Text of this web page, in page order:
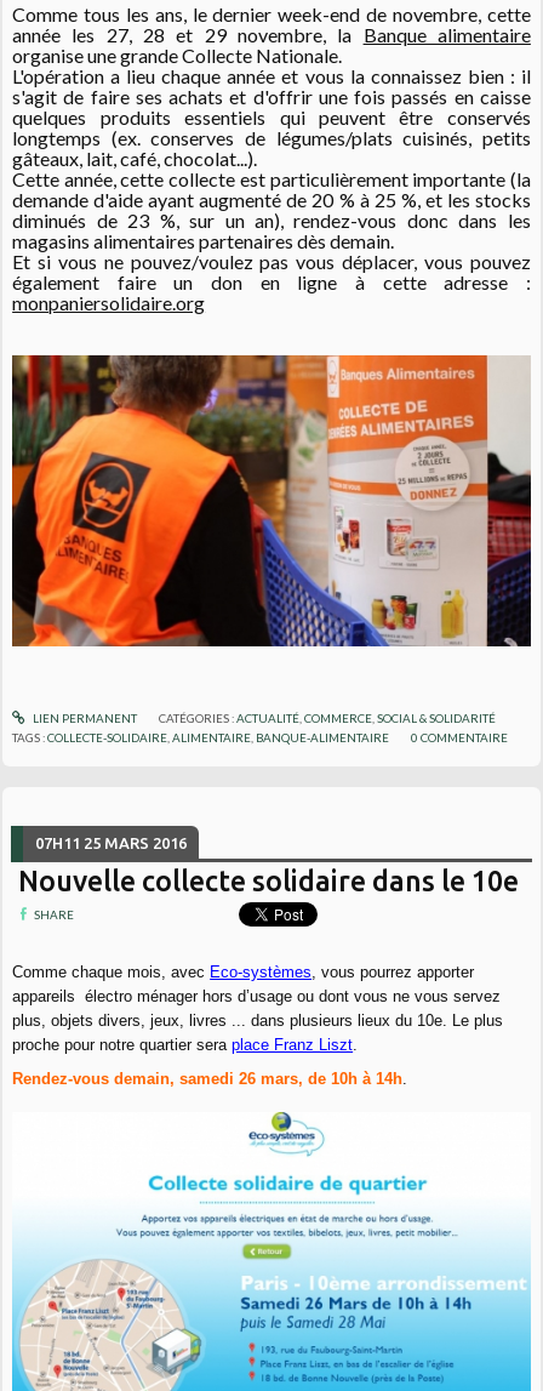
Comme tous les ans, le dernier week-end de novembre, cette
année les 27, 28 et 29 novembre, la Banque alimentaire
organise une grande Collecte Nationale.
L'opération a lieu chaque année et vous la connaissez bien : il
s'agit de faire ses achats et d'offrir une fois passés en caisse
quelques produits essentiels qui peuvent être conservés
longtemps (ex. conserves de légumes/plats cuisinés, petits
gâteaux, lait, café, chocolat...).
Cette année, cette collecte est particulièrement importante (la
demande d'aide ayant augmenté de 20 % à 25 %, et les stocks
diminués de 23 %, sur un an), rendez-vous donc dans les
magasins alimentaires partenaires dès demain.
Et si vous ne pouvez/voulez pas vous déplacer, vous pouvez
également faire un don en ligne à cette adresse :
monpaniersolidaire.org
LIEN PERMANENT CATÉGORIES :ACTUALITÉ, COMMERCE, SOCIAL & SOLIDARITÉ
TAGS :COLLECTE-SOLIDAIRE ,ALIMENTAIRE BANQUE-ALIMENTAIRE 0 COMMENTAIRE
07H11 25 MARS 2016
Nouvelle collecte solidaire dans le 10e
SHARE
Comme chaque mois, avec Eco-systèmes , vous pourrez apporter
appareils électro ménager hors d’usage ou dont vous ne vous servez
plus, objets divers, jeux, livres ... dans plusieurs lieux du 10e. Le plus
proche pour notre quartier seraplace Franz Liszt
Rendez-vous demain, samedi 26 mars, de 10h à 14h